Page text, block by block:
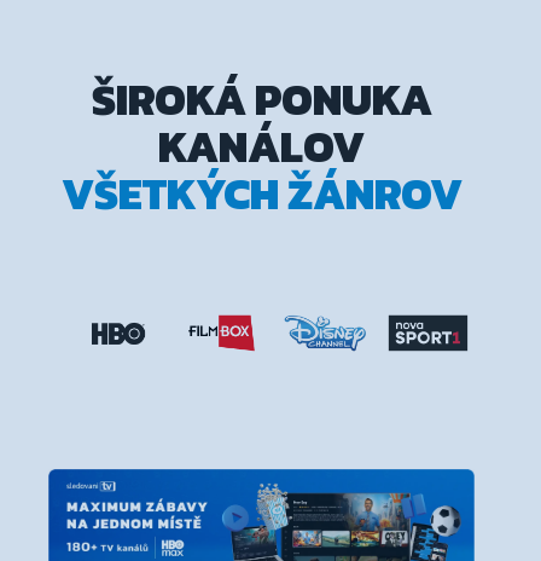
ŠIROKÁ PONUKA
KANÁLOV
VŠETKÝCH ŽÁNROV